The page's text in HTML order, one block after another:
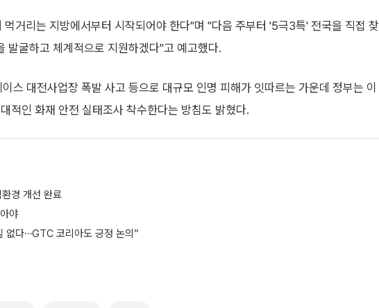
거리는 지방에서부터 시작되어야 한다"며 "다음 주부터 '5극3특' 전국을 직접 찾
발굴하고 체계적으로 지원하겠다"고 예고했다.
스 대전사업장 폭발 사고 등으로 대규모 인명 피해가 잇따르는 가운데 정부는 이
적인 화재 안전 실태조사 착수한다는 방침도 밝혔다.
경 개선 완료
야
없다⋯GTC 코리아도 긍정 논의”